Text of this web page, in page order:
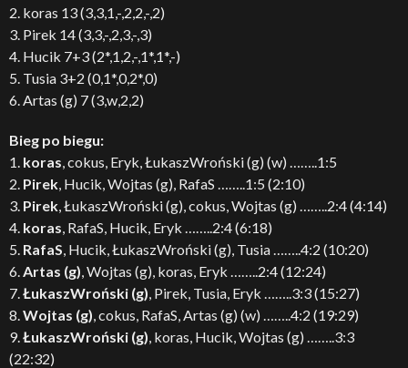
2. koras 13 (3,3,1,-,2,2,-,2)
3. Pirek 14 (3,3,-,2,3,-,3)
4. Hucik 7+3 (2*,1,2,-,1*,1*,-)
5. Tusia 3+2 (0,1*,0,2*,0)
6. Artas (g) 7 (3,w,2,2)
Bieg po biegu:
1. koras, cokus, Eryk, ŁukaszWroński (g) (w) ……..1:5
2. Pirek, Hucik, Wojtas (g), RafaS ……..1:5 (2:10)
3. Pirek, ŁukaszWroński (g), cokus, Wojtas (g) ……..2:4 (4:14)
4. koras, RafaS, Hucik, Eryk ……..2:4 (6:18)
5. RafaS, Hucik, ŁukaszWroński (g), Tusia ……..4:2 (10:20)
6.Artas (g), Wojtas (g), koras, Eryk ……..2:4 (12:24)
7.ŁukaszWroński (g), Pirek, Tusia, Eryk ……..3:3 (15:27)
8.Wojtas (g), cokus, RafaS, Artas (g) (w) ……..4:2 (19:29)
9.ŁukaszWroński (g), koras, Hucik, Wojtas (g) ……..3:3
(22:32)